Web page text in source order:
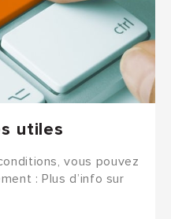
utiles
vous pouvez
: Plus d’info sur